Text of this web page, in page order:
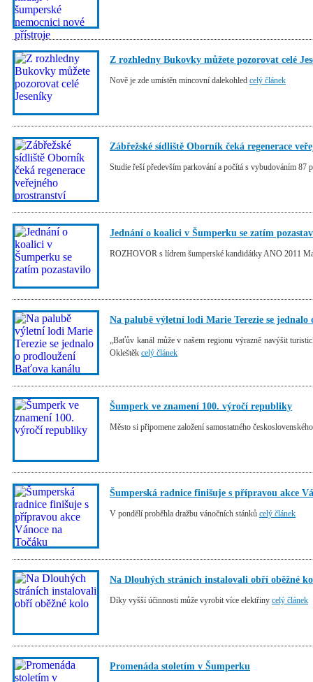
Z rozhledny Bukovky můžete pozorovat celé
Nově je zde umístěn mincovní dalekohled celý článek
Zábřežské sídliště Oborník čeká regenerace
Studie řeší především parkování a počítá s vybudováním 87
Jednání o koalici v Šumperku se zatím
ROZHOVOR s lídrem šumperské kandidátky ANO 2011
Na palubě výletní lodi Marie Terezie se
„Baťův kanál může v našem regionu výrazně navýšit
Okleštěk celý článek
Šumperk ve znamení 100. výročí republiky
Město si připomene založení samostatného
Šumperská radnice finišuje s přípravou akce
V pondělí proběhla dražbu vánočních stánků celý článek
Na Dlouhých stráních instalovali obří oběžné
Díky vyšší účinnosti může vyrobit více elektřiny celý článek
Promenáda stoletím v Šumperku